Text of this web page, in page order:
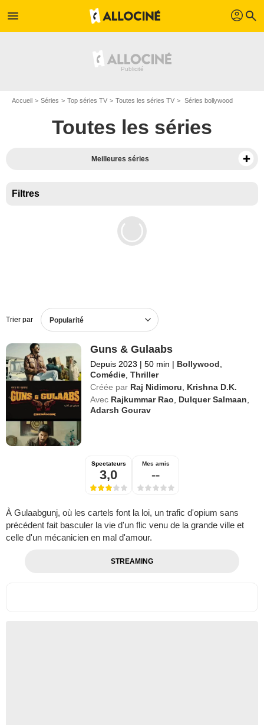
menu profil search
Accueil Séries Top séries TV Toutes les séries TV Séries bollywood
Toutes les séries
Meilleures séries
Filtres
Trier par Popularité
Guns & Gulaabs
Depuis 2023 | 50 min | Bollywood
Comédie ,Thriller
Créée par Raj Nidimoru
Krishna D.K.
Avec Rajkummar Rao Dulquer Salmaan
Adarsh Gourav
Spectateurs
3,0
Mes amis
--
À Gulaabgunj, où les cartels font la loi, un trafic d'opium sans
précédent fait basculer la vie d'un flic venu de la grande ville et
celle d'un mécanicien en mal d'amour.
STREAMING